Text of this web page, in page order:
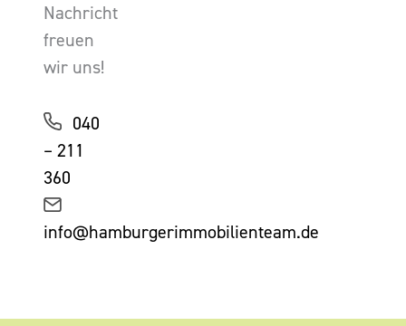
Nachricht
freuen
wir uns!
040
– 211
360
info@hamburgerimmobilienteam.de